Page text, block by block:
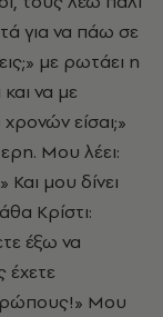
για να πάω σε
με ρωτάει η
να με
είσαι;»
Μου λέει:
μου δίνει
Κρίστι:
έξω να
έχετε
Μου